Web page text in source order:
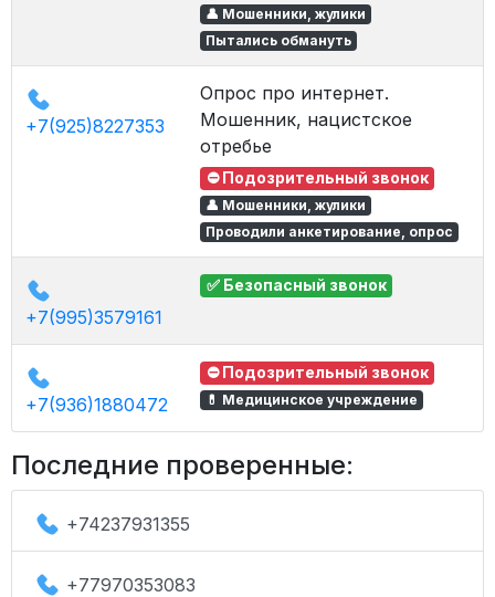
👤 Мошенники, жулики
Пытались обмануть
+7(925)8227353
Опрос про интернет.
Мошенник, нацистское
отребье
⛔ Подозрительный звонок
👤 Мошенники, жулики
Проводили анкетирование, опрос
+7(995)3579161
✅ Безопасный звонок
+7(936)1880472
⛔ Подозрительный звонок
💊 Медицинское учреждение
Последние проверенные:
+74237931355
+77970353083